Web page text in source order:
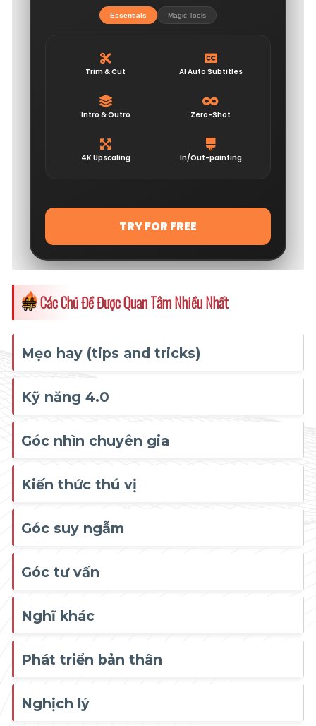
Các Chủ Đề Được Quan Tâm Nhiều Nhất
Mẹo hay (tips and tricks)
Kỹ năng 4.0
Góc nhìn chuyên gia
Kiến thức thú vị
Góc suy ngẫm
Góc tư vấn
Nghĩ khác
Phát triển bản thân
Nghịch lý